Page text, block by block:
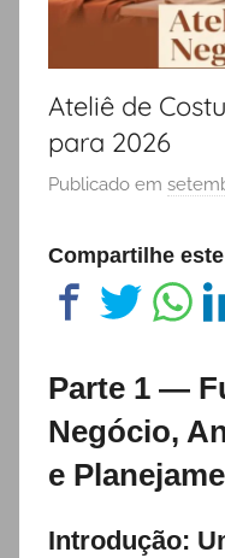
Ateliê de
para 2026
Publicado em
Compartilhe
Parte 1 —
Negócio,
e
Introdução: